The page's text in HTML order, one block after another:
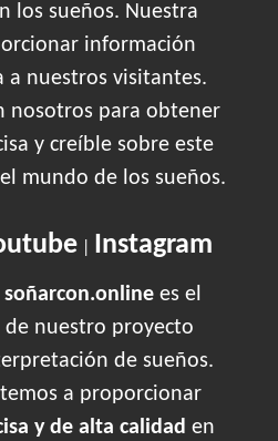
los sueños. Nuestra
información
a nuestros visitantes.
nosotros para obtener
y creíble sobre este
mundo de los sueños.
| Instagram
soñarcon.online es el
nuestro proyecto
de sueños.
a proporcionar
y de alta calidad en